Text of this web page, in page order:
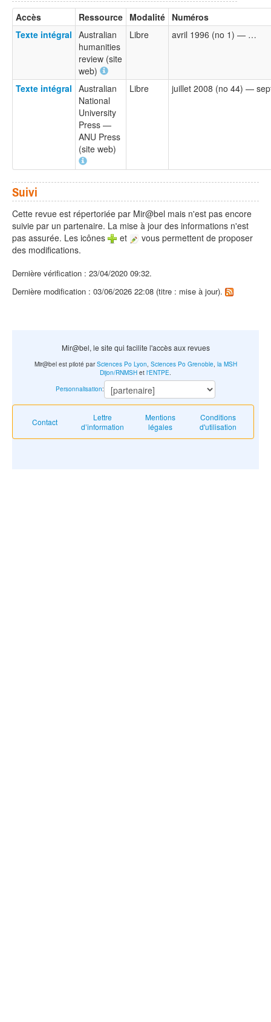
Accès Ressource Modalité Numéros
Texte intégral Australian
humanities
review (site
web)
Libre avril 1996 (no 1) — …
Texte intégral Australian
National
University
Press —
ANU Press
(site web)
Libre juillet 2008 (no 44) —
Suivi
Cette revue est répertoriée par Mir@bel mais n'est pas encore
suivie par un partenaire. La mise à jour des informations n'est
pas assurée. Les icônes
et
vous permettent de proposer
des modifications.
Dernière vérification : 23/04/2020 09:32.
Dernière modification : 03/06/2026 22:08 (titre : mise à jour).
Mir@bel, le site qui facilite l'accès aux revues
Contact
Lettre
d’information
Mentions
légales
Conditions
d'utilisation
Mir@bel est piloté parSciences Po Lyon, Sciences Po Grenoble, la MSH
Dijon/RNMSH et l'ENTPE.
Personnalisation: